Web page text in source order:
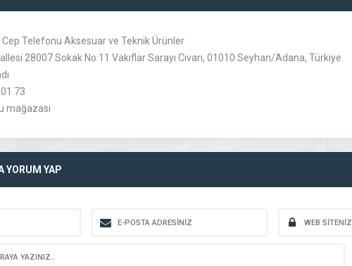
Cep Telefonu Aksesuar ve Teknik Ürünler
28007 Sokak No:11 Vakıflar Sarayı Civarı, 01010 Seyhan/Adana, Türkiye
73
mağazası
YORUM YAP